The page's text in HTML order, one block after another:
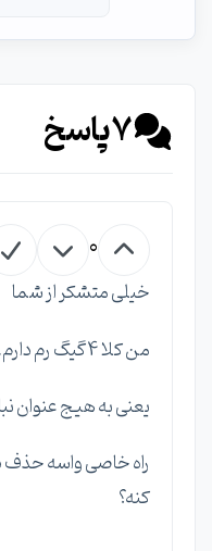
7پاسخ
0
خیلی متشکر از شما
من کلا 4 گیگ رم دارم.
یعنی به هیج عنوان
راه خاصی واسه حذف
کنه؟